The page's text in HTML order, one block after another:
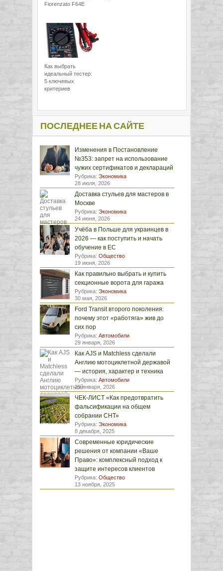
Fiorenzato F64E
Как выбрать
идеальный тестер:
5 ключевых
критериев
ПОСЛЕДНЕЕ НА САЙТЕ
Изменения в Постановление
№353: запрет на использование
чужих сертификатов и деклараций
Рубрика: Экономика
28 июля, 2026
Доставка стульев для мастеров в
Москве
Рубрика: Экономика
24 июня, 2026
Учёба в Польше для украинцев в
2026 — как поступить и начать
обучение в ЕС
Рубрика: Общество
19 июня, 2026
Как правильно выбрать и купить
секционные ворота для гаража
Рубрика: Экономика
30 мая, 2026
Ford Transit второго поколения:
почему этот «работяга» жив до
сих пор
Рубрика: Автомобили
29 января, 2026
Как AJS и Matchless сделали
Англию мотоциклетной державой
— история, характер и техника
Рубрика: Автомобили
29 января, 2026
ЧЕК-ЛИСТ «Как предотвратить
фальсификации на общем
собрании СНТ»
Рубрика: Экономика
8 декабря, 2025
Современные юридические
решения от компании «Ваше
Право»: комплексный подход к
защите интересов клиентов
Рубрика: Общество
13 ноября, 2025